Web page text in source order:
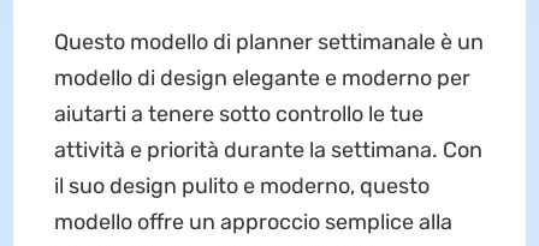
Questo modello di planner settimanale è un
modello di design elegante e moderno per
aiutarti a tenere sotto controllo le tue
attività e priorità durante la settimana. Con
il suo design pulito e moderno, questo
modello offre un approccio semplice alla